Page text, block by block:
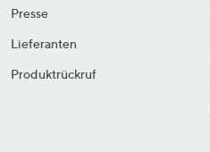
Presse
Lieferanten
Produktrückruf